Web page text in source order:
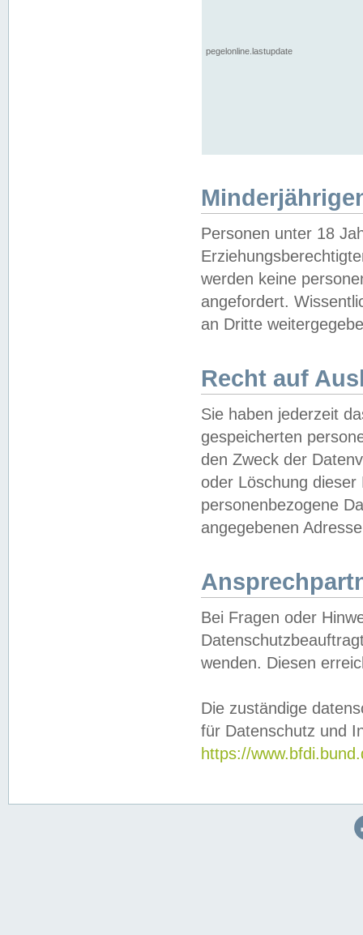
pegelonline.lastupdate
Personen unter 18
werden keine
angefordert.
an Dritte
Recht auf
Sie haben jederzeit
gespeicherten
den Zweck der
oder Löschung
personenbezogene
angegebenen
Bei Fragen oder
wenden. Diesen
Die zuständige
für Datenschutz und
https://